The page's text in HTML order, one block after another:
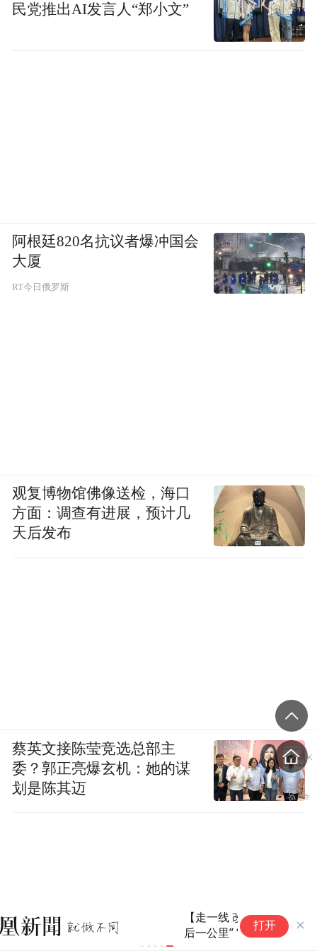
【走一线 改文风】打通农村牧区服务“最
后一公里” “流动绿舟”把便捷生活送到百姓
打开
民党推出AI发言人“郑小文”
阿根廷820名抗议者爆冲国会
大厦
RT今日俄罗斯
观复博物馆佛像送检，海口
方面：调查有进展，预计几
天后发布
蔡英文接陈莹竞选总部主
委？郭正亮爆玄机：她的谋
划是陈其迈